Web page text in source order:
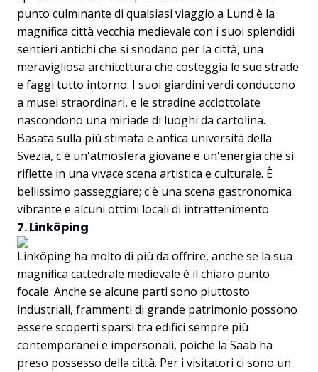
punto culminante di qualsiasi viaggio a Lund è la
magnifica città vecchia medievale con i suoi splendidi
sentieri antichi che si snodano per la città, una
meravigliosa architettura che costeggia le sue strade
e faggi tutto intorno. I suoi giardini verdi conducono
a musei straordinari, e le stradine acciottolate
nascondono una miriade di luoghi da cartolina.
Basata sulla più stimata e antica università della
Svezia, c'è un'atmosfera giovane e un'energia che si
riflette in una vivace scena artistica e culturale. È
bellissimo passeggiare; c'è una scena gastronomica
vibrante e alcuni ottimi locali di intrattenimento.
7. Linköping
Linköping ha molto di più da offrire, anche se la sua
magnifica cattedrale medievale è il chiaro punto
focale. Anche se alcune parti sono piuttosto
industriali, frammenti di grande patrimonio possono
essere scoperti sparsi tra edifici sempre più
contemporanei e impersonali, poiché la Saab ha
preso possesso della città. Per i visitatori ci sono un